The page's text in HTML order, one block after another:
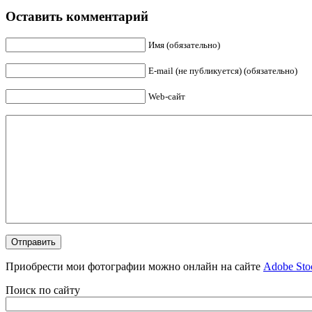
Оставить комментарий
Имя (обязательно)
E-mail (не публикуется) (обязательно)
Web-сайт
Приобрести мои фотографии можно онлайн на сайте Adobe
Поиск по сайту